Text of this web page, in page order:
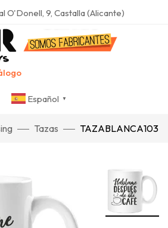
herramientas
O'Donell, 9, Castalla (Alicante)
Español ▼
Tazas TAZABLANCA103